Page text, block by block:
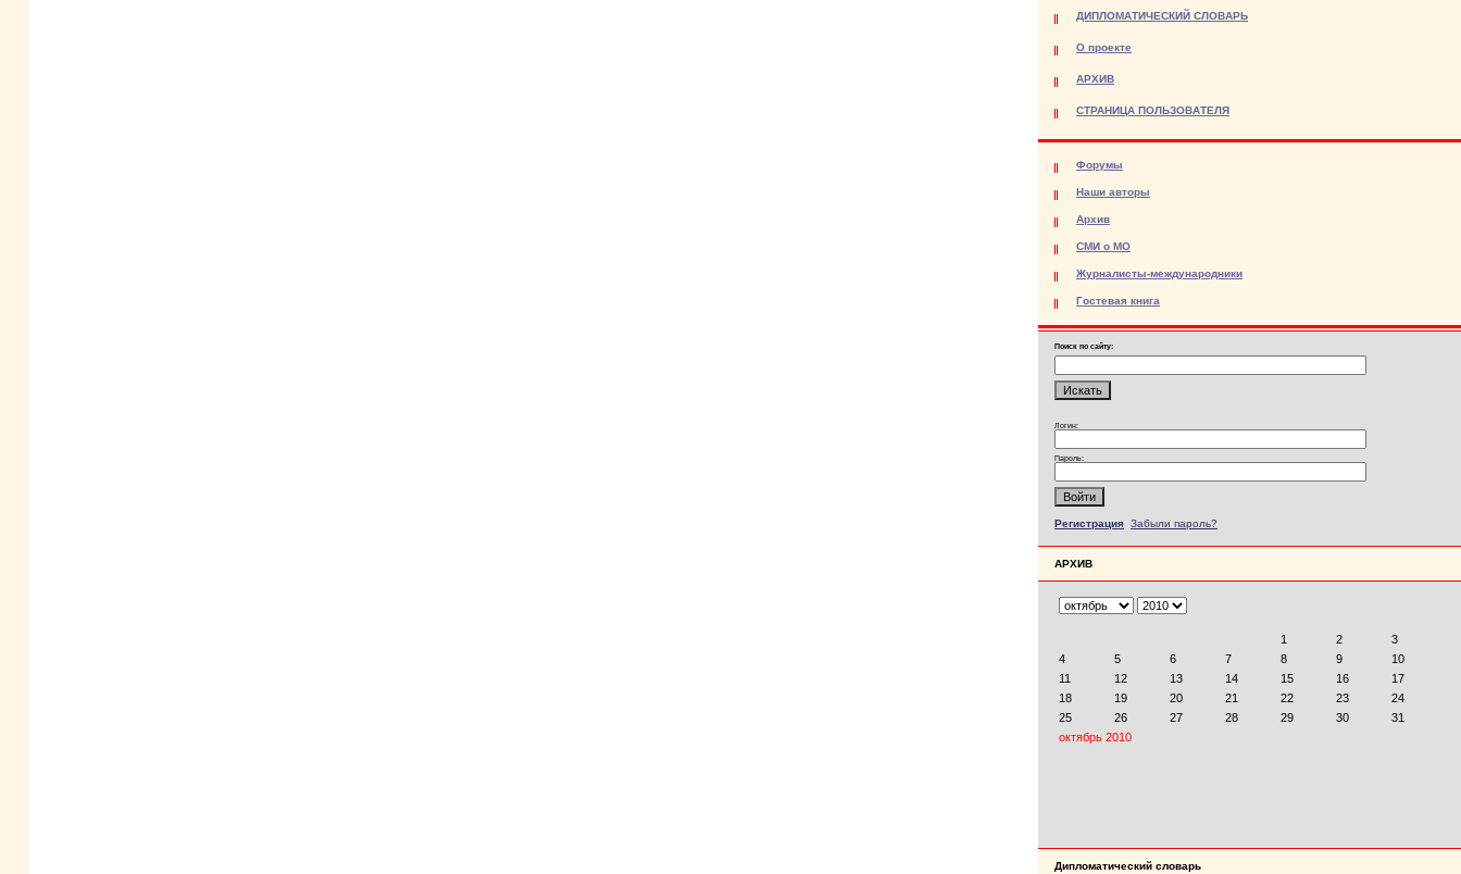
ДИПЛОМАТИЧЕСКИЙ СЛОВАРЬ
О проекте
АРХИВ
СТРАНИЦА ПОЛЬЗОВАТЕЛЯ
Форумы
Наши авторы
Архив
СМИ о МО
Журналисты-международники
Гостевая книга
Поиск по сайту:
Логин:
Пароль:
Регистрация Забыли пароль?
АРХИВ
Дипломатический словарь